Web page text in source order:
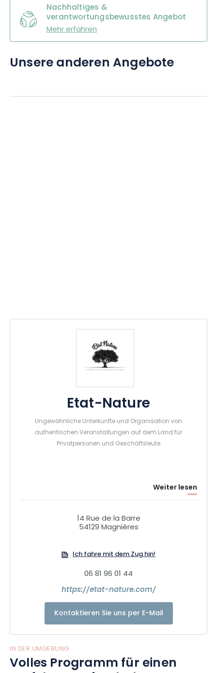
Nachhaltiges &
verantwortungsbewusstes Angebot
Mehr erfahren
Unsere anderen Angebote
Etat-Nature
Ungewöhnliche Unterkünfte und Organisation von
authentischen Veranstaltungen auf dem Land für
Privatpersonen und Geschäftsleute
Weiter lesen
14 Rue de la Barre
54129 Magnières
Ich fahre mit dem Zug hin!
06 81 96 01 44
https://etat-nature.com/
Kontaktieren Sie uns per E-Mail
IN DER UMGEBUNG
Volles Programm für einen